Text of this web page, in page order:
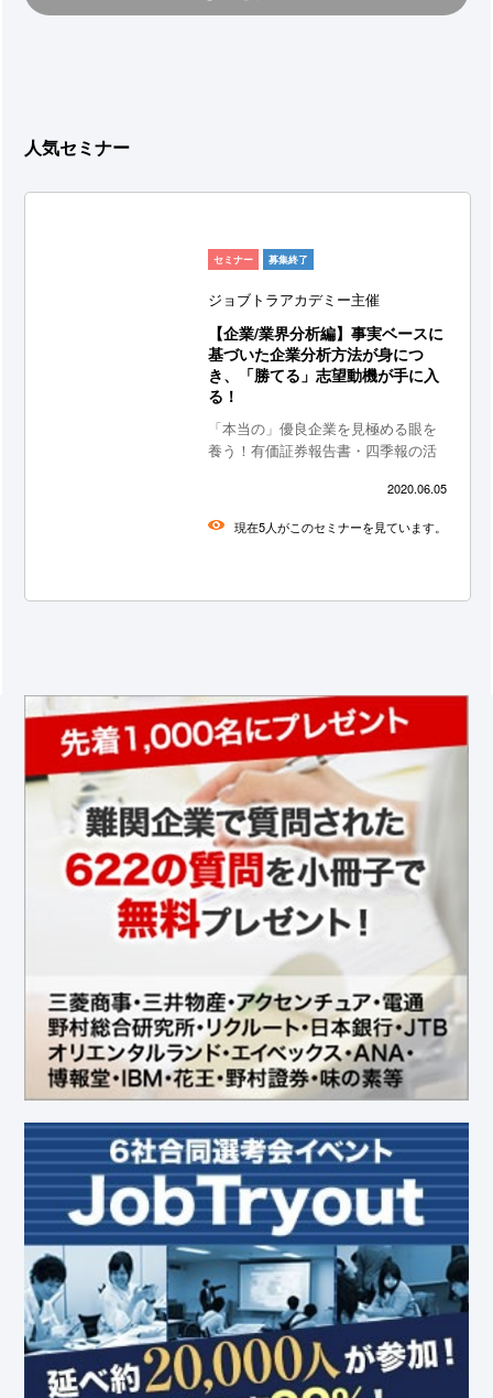
人気セミナー
セミナー 募集終了
ジョブトラアカデミー主催
【企業/業界分析編】事実ベースに
基づいた企業分析方法が身につ
き、「勝てる」志望動機が手に入
る！
「本当の」優良企業を見極める眼を
養う！有価証券報告書・四季報の活
づいた企業分析・研究方法が身につ
くセミナー
2020.06.05
現在5人がこのセミナーを見ています。